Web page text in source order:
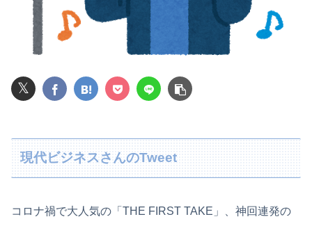
【画像】20年前のAV、キチガイすぎるwwwwww
義妹「絶対汚さないから貸して！」私「夫からもらった大切な物だから無理…」→何度断ってもしつこく食い下がられて…
伊藤百花ってAKB色が強くなりすぎて移籍が難しくなりそうな件？【AKB48いともも】
𝕏
現代ビジネスさんのTweet
コロナ禍で大人気の「THE FIRST TAKE」、神回連発の